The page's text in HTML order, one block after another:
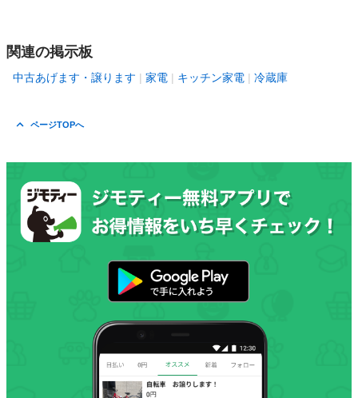
関連の掲示板
中古あげます・譲ります 家電 キッチン家電 冷蔵庫
ページTOPへ